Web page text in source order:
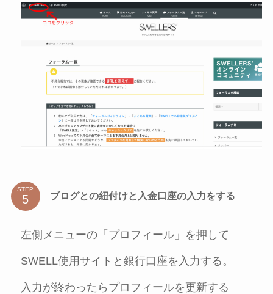
STEP
ブログとの紐付けと入金口座の入力をする
左側メニューの「プロフィール」を押して
SWELL使用サイトと銀行口座を入力する。
入力が終わったらプロフィールを更新する